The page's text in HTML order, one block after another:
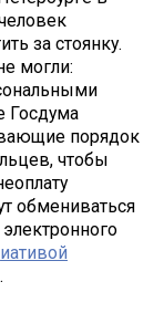
за стоянку.
могли:
Госдума
порядок
чтобы
обмениваться